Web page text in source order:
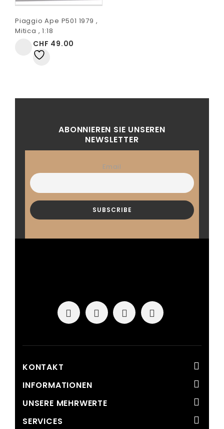
Piaggio Ape P501 1979 ,
Mitica , 1:18
CHF 49.00
ABONNIEREN SIE UNSEREN
NEWSLETTER
Email
KONTAKT
INFORMATIONEN
UNSERE MEHRWERTE
SERVICES